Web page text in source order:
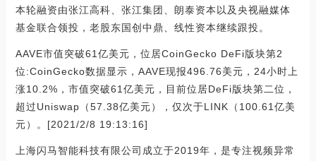
本轮融资由张江高科、张江集团、朗泰资本以及央视融媒体
基金联合领投，老股东国创中鼎、线性资本继续跟投。
AAVE市值突破61亿美元，位居CoinGecko DeFi版块第2
位:CoinGecko数据显示，AAVE现报496.76美元，24小时上
涨10.2%，市值突破61亿美元，目前位居DeFi版块第二位，
超过Uniswap（57.38亿美元），仅次于LINK（100.61亿美
元）。[2021/2/8 19:13:16]
上海闪马智能科技有限公司成立于2019年，是专注视频异常